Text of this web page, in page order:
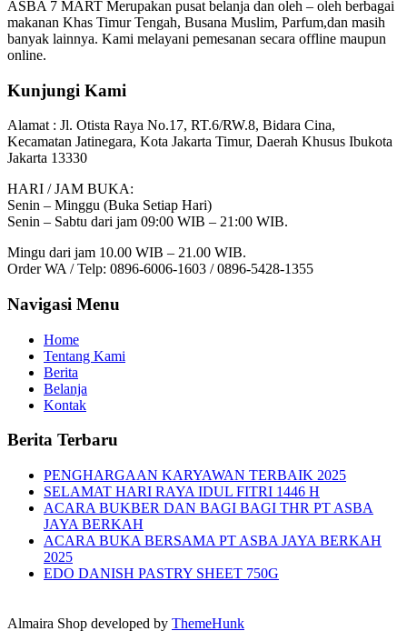
ASBA 7 MART Merupakan pusat belanja dan oleh – oleh berbagai
makanan Khas Timur Tengah, Busana Muslim, Parfum,dan masih
banyak lainnya. Kami melayani pemesanan secara offline maupun
online.
Kunjungi Kami
Alamat : Jl. Otista Raya No.17, RT.6/RW.8, Bidara Cina,
Kecamatan Jatinegara, Kota Jakarta Timur, Daerah Khusus Ibukota
Jakarta 13330
HARI / JAM BUKA:
Senin – Minggu (Buka Setiap Hari)
Senin – Sabtu dari jam 09:00 WIB – 21:00 WIB.
Mingu dari jam 10.00 WIB – 21.00 WIB.
Order WA / Telp: 0896-6006-1603 / 0896-5428-1355
Navigasi Menu
Home
Tentang Kami
Berita
Belanja
Kontak
Berita Terbaru
PENGHARGAAN KARYAWAN TERBAIK 2025
SELAMAT HARI RAYA IDUL FITRI 1446 H
ACARA BUKBER DAN BAGI BAGI THR PT ASBA
JAYA BERKAH
ACARA BUKA BERSAMA PT ASBA JAYA BERKAH
2025
EDO DANISH PASTRY SHEET 750G
Almaira Shop developed by ThemeHunk